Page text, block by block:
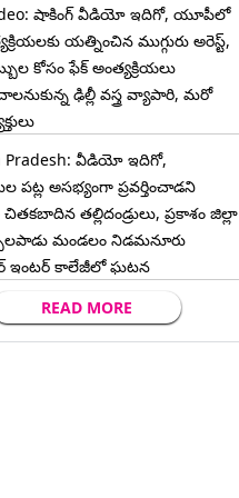
షాకింగ్ వీడియో ఇదిగో, యూపీలో
యత్నించిన ముగ్గురు అరెస్ట్,
కోసం ఫేక్ అంత్యక్రియలు
ఢిల్లీ వస్త్ర వ్యాపారి, మరో
Pradesh: వీడియో ఇదిగో,
పట్ల అసభ్యంగా ప్రవర్తించాడని
త‌ల్లిదండ్రులు, ప్రకాశం జిల్లా
మండలం నిడమనూరు
ఇంటర్ కాలేజీలో ఘటన
READ MORE